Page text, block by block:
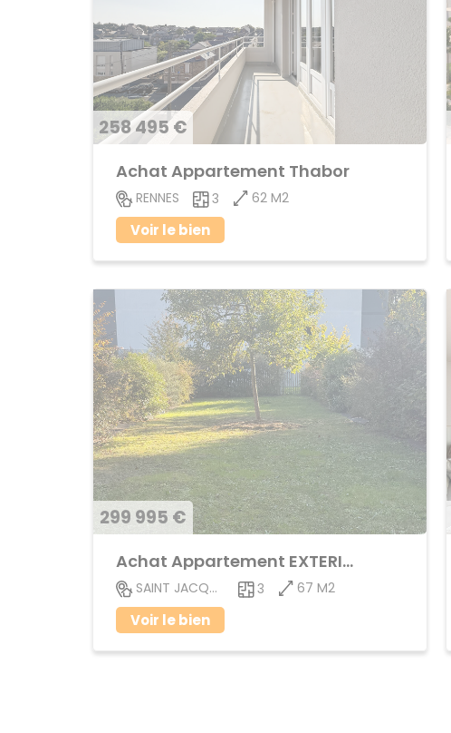
258 495 €
Achat Appartement Thabor
RENNES 3 62 M2
Voir le bien
299 995 €
Achat Appartement EXTERIEUR
SAINT JACQUES DE LA LANDE 3 67 M2
Voir le bien